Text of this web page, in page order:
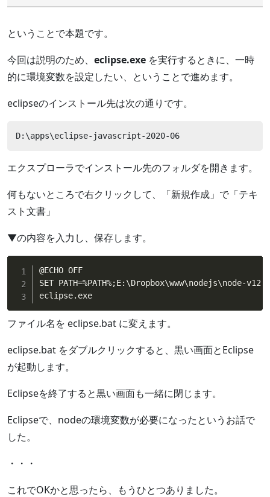
ということで本題です。
今回は説明のため、 eclipse.exe を実行するときに、一時
的に環境変数を設定したい、ということで進めます。
eclipseのインストール先は次の通りです。
D:\apps\eclipse-javascript-2020-06
エクスプローラでインストール先のフォルダを開きます。
何もないところで右クリックして、「新規作成」で「テキ
スト文書」
▼の内容を入力し、保存します。
@ECHO OFF
SET PATH=%PATH%;E:\Dropbox\www\nodejs\node-
eclipse.exe
ファイル名を eclipse.bat に変えます。
eclipse.bat をダブルクリックすると、黒い画面とEclipse
が起動します。
Eclipseを終了すると黒い画面も一緒に閉じます。
Eclipseで、nodeの環境変数が必要になったというお話で
した。
・・・
これでOKかと思ったら、もうひとつありました。